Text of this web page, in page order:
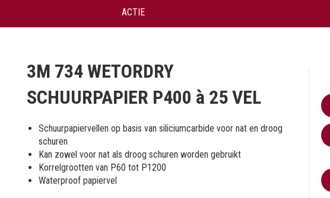
ACTIE
3M 734 WETORDRY
SCHUURPAPIER P400 à 25 VEL
Schuurpapiervellen op basis van siliciumcarbide voor nat en droog
schuren
Kan zowel voor nat als droog schuren worden gebruikt
Korrelgrootten van P60 tot P1200
Waterproof papiervel